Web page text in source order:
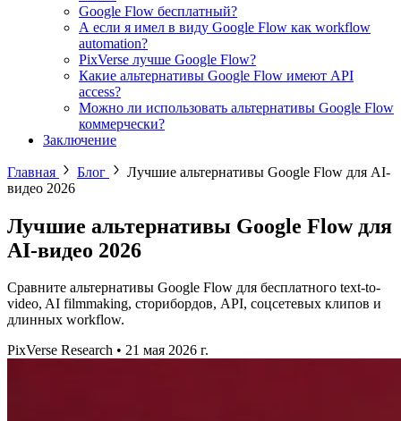
Google Flow бесплатный?
А если я имел в виду Google Flow как workflow
automation?
PixVerse лучше Google Flow?
Какие альтернативы Google Flow имеют API
access?
Можно ли использовать альтернативы Google Flow
коммерчески?
Заключение
Главная Блог
Лучшие альтернативы Google Flow для AI-
видео 2026
Лучшие альтернативы Google Flow для
AI-видео 2026
Сравните альтернативы Google Flow для бесплатного text-to-
video, AI filmmaking, сторибордов, API, соцсетевых клипов и
длинных workflow.
PixVerse Research • 21 мая 2026 г.